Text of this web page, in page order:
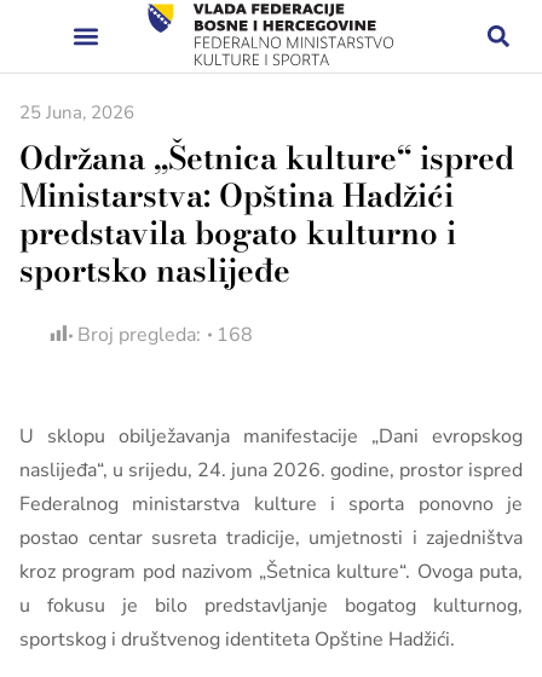
25 Juna, 2026
Održana „Šetnica kulture“ ispred
Ministarstva: Opština Hadžići
predstavila bogato kulturno i
sportsko naslijeđe
Broj pregleda: 168
U sklopu obilježavanja manifestacije „Dani evropskog
naslijeđa“, u srijedu, 24. juna 2026. godine, prostor ispred
Federalnog ministarstva kulture i sporta ponovno je
postao centar susreta tradicije, umjetnosti i zajedništva
kroz program pod nazivom „Šetnica kulture“. Ovoga puta,
u fokusu je bilo predstavljanje bogatog kulturnog,
sportskog i društvenog identiteta Opštine Hadžići.